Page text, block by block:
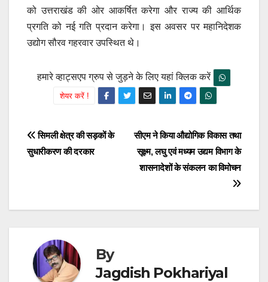
को उत्तराखंड की ओर आकर्षित करेगा और राज्य की आर्थिक
प्रगति को नई गति प्रदान करेगा। इस अवसर पर महानिदेशक
उद्योग सौरव गहरवार उपस्थित थे।
हमारे व्हाट्सएप ग्रुप से जुड़ने के लिए यहां क्लिक करें
शेयर करें !
Post
navigation
सीएम ने किया औद्योगिक विकास तथा
सूक्ष्म, लघु एवं मध्यम उद्यम विभाग के
शासनादेशों के संकलन का विमोचन
सिमली क्षेत्र की सड़कों के
सुधारीकरण की दरकार
By
Jagdish Pokhariyal